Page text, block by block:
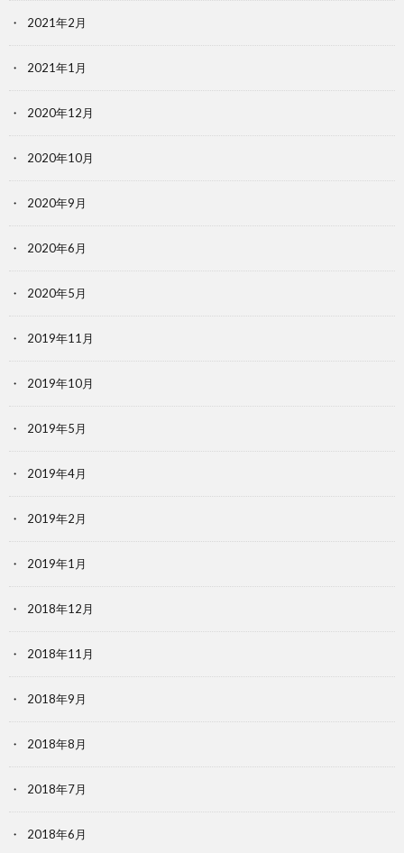
2021年2月
2021年1月
2020年12月
2020年10月
2020年9月
2020年6月
2020年5月
2019年11月
2019年10月
2019年5月
2019年4月
2019年2月
2019年1月
2018年12月
2018年11月
2018年9月
2018年8月
2018年7月
2018年6月